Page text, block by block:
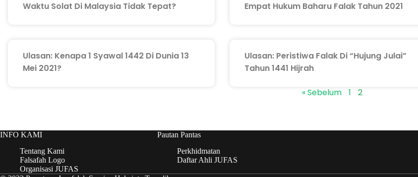
Waktu Solat Di Malaysia Tidak Tepat? Empat Hukum Baharu Falak Tahun 2021
Ulasan: Kenapa 1 Syawal 1442 Di Dunia 13
Mei 2021?
Ulasan: Peristiwa Falak Di “Hujung Julai”
Tahun 1441 Hijrah
« Sebelum 1 2
INFO KAMI
Tentang Kami
Falsafah Logo
Organisasi JUFAS
Pautan Pantas
Perkhidmatan
Daftar Ahli JUFAS